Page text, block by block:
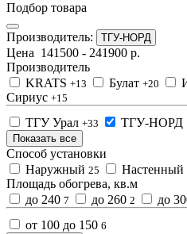
Подбор товара
Производитель: ТГУ-НОРД
Цена 141500 - 241900 р.
Производитель
KRATS +13 Булат +20
Сириус +15
ТГУ Урал +33 ТГУ-НОРД
Показать все
Способ установки
Наружный 25 Настенный
Площадь обогрева, кв.м
до 240 7 до 260 2 до
от 100 до 150 6